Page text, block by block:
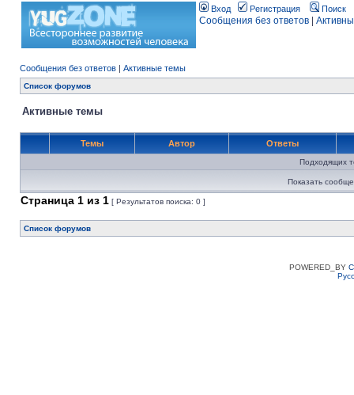
Вход Регистрация Поиск
Сообщения без ответов
Сообщения без ответов | Активные темы
Список форумов
Активные темы
Темы Автор Ответы
Подходящих
Показать
Страница 1 из 1 [ Результатов поиска: 0 ]
Список форумов
POWERED_BY